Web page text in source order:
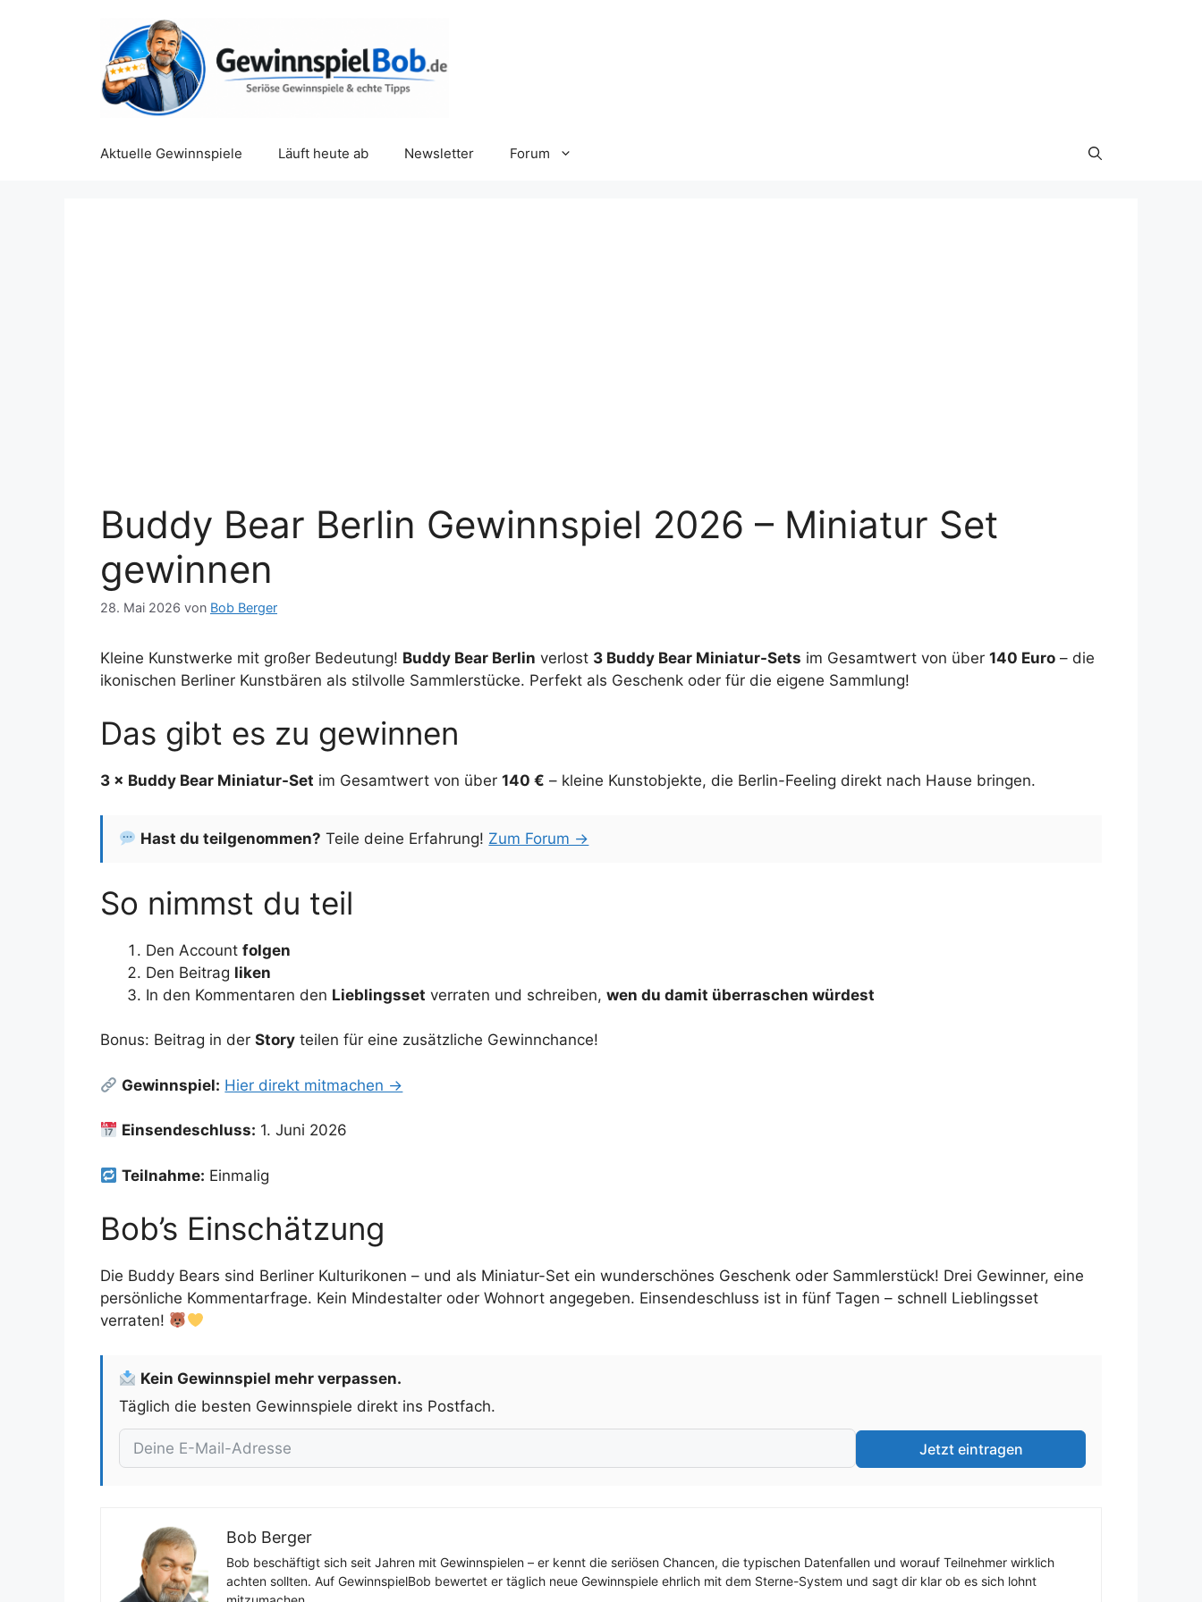
Aktuelle Gewinnspiele Läuft heute ab Newsletter Forum
Buddy Bear Berlin Gewinnspiel 2026 – Miniatur Set
gewinnen
28. Mai 2026 von Bob Berger
Kleine Kunstwerke mit großer Bedeutung! Buddy Bear Berlin verlost 3 Buddy Bear Miniatur-Sets im Gesamtwert von über 140 Euro – die
ikonischen Berliner Kunstbären als stilvolle Sammlerstücke. Perfekt als Geschenk oder für die eigene Sammlung!
Das gibt es zu gewinnen
3 × Buddy Bear Miniatur-Set im Gesamtwert von über 140 € – kleine Kunstobjekte, die Berlin-Feeling direkt nach Hause bringen.
Hast du teilgenommen? Teile deine Erfahrung! Zum Forum →
So nimmst du teil
Den Account folgen
Den Beitrag liken
In den Kommentaren den Lieblingsset verraten und schreiben, wen du damit überraschen würdest
Bonus: Beitrag in der Story teilen für eine zusätzliche Gewinnchance!
Gewinnspiel: Hier direkt mitmachen →
Einsendeschluss: 1. Juni 2026
Teilnahme: Einmalig
Bob’s Einschätzung
Die Buddy Bears sind Berliner Kulturikonen – und als Miniatur-Set ein wunderschönes Geschenk oder Sammlerstück! Drei Gewinner, eine
persönliche Kommentarfrage. Kein Mindestalter oder Wohnort angegeben. Einsendeschluss ist in fünf Tagen – schnell Lieblingsset
verraten!
Kein Gewinnspiel mehr verpassen.
Täglich die besten Gewinnspiele direkt ins Postfach.
Jetzt eintragen
Bob Berger
Bob beschäftigt sich seit Jahren mit Gewinnspielen – er kennt die seriösen Chancen, die typischen Datenfallen und worauf Teilnehmer wirklich
achten sollten. Auf GewinnspielBob bewertet er täglich neue Gewinnspiele ehrlich mit dem Sterne-System und sagt dir klar ob es sich lohnt